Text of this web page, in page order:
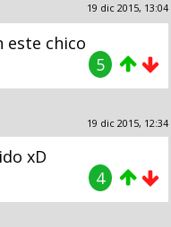
19 dic 2015, 13:04
este chico
5
19 dic 2015, 12:34
xD
4